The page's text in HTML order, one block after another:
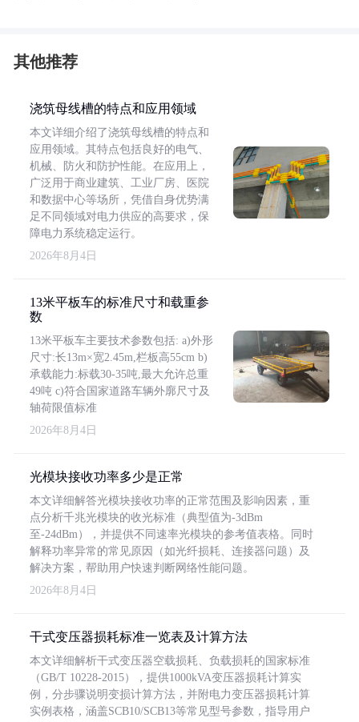
其他推荐
浇筑母线槽的特点和应用领域
本文详细介绍了浇筑母线槽的特点和
应用领域。其特点包括良好的电气、
机械、防火和防护性能。在应用上，
广泛用于商业建筑、工业厂房、医院
和数据中心等场所，凭借自身优势满
足不同领域对电力供应的高要求，保
障电力系统稳定运行。
2026年8月4日
13米平板车的标准尺寸和载重参
数
13米平板车主要技术参数包括: a)外形
尺寸:长13m×宽2.45m,栏板高55cm b)
承载能力:标载30-35吨,最大允许总重
49吨 c)符合国家道路车辆外廓尺寸及
轴荷限值标准
2026年8月4日
光模块接收功率多少是正常
本文详细解答光模块接收功率的正常范围及影响因素，重
点分析千兆光模块的收光标准（典型值为-3dBm
至-24dBm），并提供不同速率光模块的参考值表格。同时
解释功率异常的常见原因（如光纤损耗、连接器问题）及
解决方案，帮助用户快速判断网络性能问题。
2026年8月4日
干式变压器损耗标准一览表及计算方法
本文详细解析干式变压器空载损耗、负载损耗的国家标准
（GB/T 10228-2015），提供1000kVA变压器损耗计算实
例，分步骤说明变损计算方法，并附电力变压器损耗计算
实例表格，涵盖SCB10/SCB13等常见型号参数，指导用户